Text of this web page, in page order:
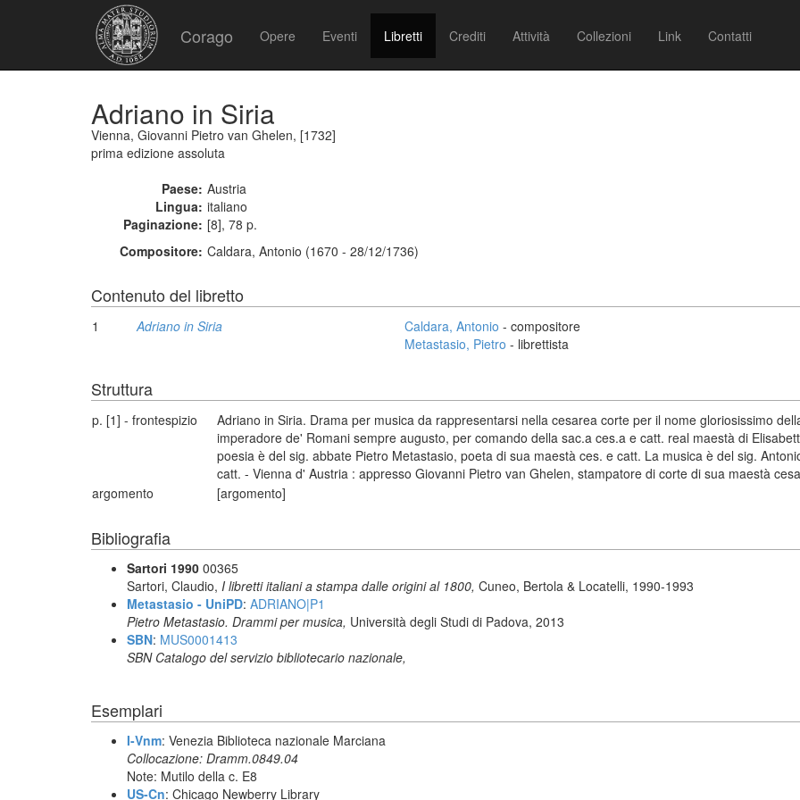
Corago Opere Eventi Libretti Crediti Attività Collezioni Link Contatti
Adriano in Siria
Vienna, Giovanni Pietro van Ghelen, [1732]
prima edizione assoluta
Paese: Austria
Lingua: italiano
Paginazione: [8], 78 p.
Compositore: Caldara, Antonio (1670 - 28/12/1736)
Contenuto del libretto
1 Adriano in Siria Caldara, Antonio - compositore
Metastasio, Pietro - librettista
Struttura
p. [1] - frontespizio
Adriano in Siria. Drama per musica da rappresentarsi nella cesarea corte per il nome gloriosissimo
imperadore de' Romani sempre augusto, per comando della sac.a ces.a e catt. real maestà di
poesia è del sig. abbate Pietro Metastasio, poeta di sua maestà ces. e catt. La musica è del sig.
catt. - Vienna d' Austria : appresso Giovanni Pietro van Ghelen, stampatore di corte di sua maestà
argomento
[argomento]
Bibliografia
Sartori 1990 00365
Sartori, Claudio, I libretti italiani a stampa dalle origini al 1800, Cuneo, Bertola & Locatelli, 1990-1993
Metastasio - UniPD: ADRIANO|P1
Pietro Metastasio. Drammi per musica, Università degli Studi di Padova, 2013
SBN: MUS0001413
SBN Catalogo del servizio bibliotecario nazionale,
Esemplari
I-Vnm: Venezia Biblioteca nazionale Marciana
Collocazione: Dramm.0849.04
Note: Mutilo della c. E8
US-Cn: Chicago Newberry Library